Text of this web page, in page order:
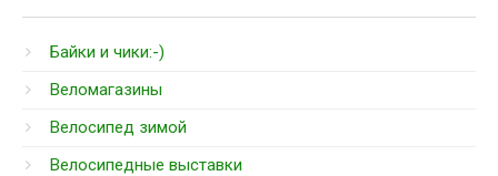
Байки и чики:-)
Веломагазины
Велосипед зимой
Велосипедные выставки